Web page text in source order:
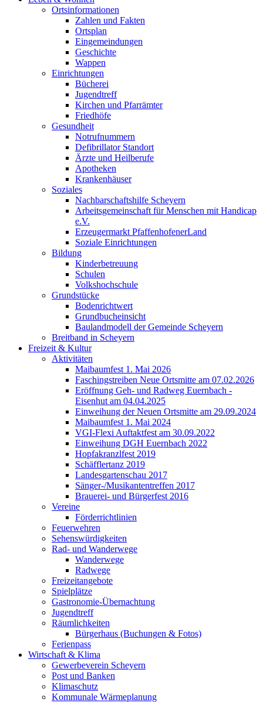
Ortsinformationen
Zahlen und Fakten
Ortsplan
Eingemeindungen
Geschichte
Wappen
Einrichtungen
Bücherei
Jugendtreff
Kirchen und Pfarrämter
Friedhöfe
Gesundheit
Notrufnummern
Defibrillator Standort
Ärzte und Heilberufe
Apotheken
Krankenhäuser
Soziales
Nachbarschaftshilfe Scheyern
Arbeitsgemeinschaft für Menschen mit Handicap
e.V.
Erzeugermarkt PfaffenhofenerLand
Soziale Einrichtungen
Bildung
Kinderbetreuung
Schulen
Volkshochschule
Grundstücke
Bodenrichtwert
Grundbucheinsicht
Baulandmodell der Gemeinde Scheyern
Breitband in Scheyern
Freizeit & Kultur
Aktivitäten
Maibaumfest 1. Mai 2026
Faschingstreiben Neue Ortsmitte am 07.02.2026
Eröffnung Geh- und Radweg Euernbach -
Eisenhut am 04.04.2025
Einweihung der Neuen Ortsmitte am 29.09.2024
Maibaumfest 1. Mai 2024
VGI-Flexi Auftaktfest am 30.09.2022
Einweihung DGH Euernbach 2022
Hopfakranzlfest 2019
Schäfflertanz 2019
Landesgartenschau 2017
Sänger-/Musikantentreffen 2017
Brauerei- und Bürgerfest 2016
Vereine
Förderrichtlinien
Feuerwehren
Sehenswürdigkeiten
Rad- und Wanderwege
Wanderwege
Radwege
Freizeitangebote
Spielplätze
Gastronomie-Übernachtung
Jugendtreff
Räumlichkeiten
Bürgerhaus (Buchungen & Fotos)
Ferienpass
Wirtschaft & Klima
Gewerbeverein Scheyern
Post und Banken
Klimaschutz
Kommunale Wärmeplanung